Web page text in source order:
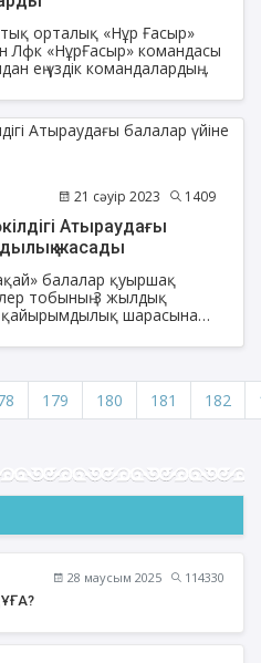
орталық «Нұр Ғасыр»
Лфк «НұрҒасыр» командасы
ең үздік командалардың
атынан қатысып, жақсы
21 сәуір 2023 1409
Атыраудағы
жасады
балалар қуыршақ
тобының 3 жылдық
шарасына
Әли Алмат арнайы
жеткізіп, алғыс хат
179 180 181 182
28 маусым 2025
114330